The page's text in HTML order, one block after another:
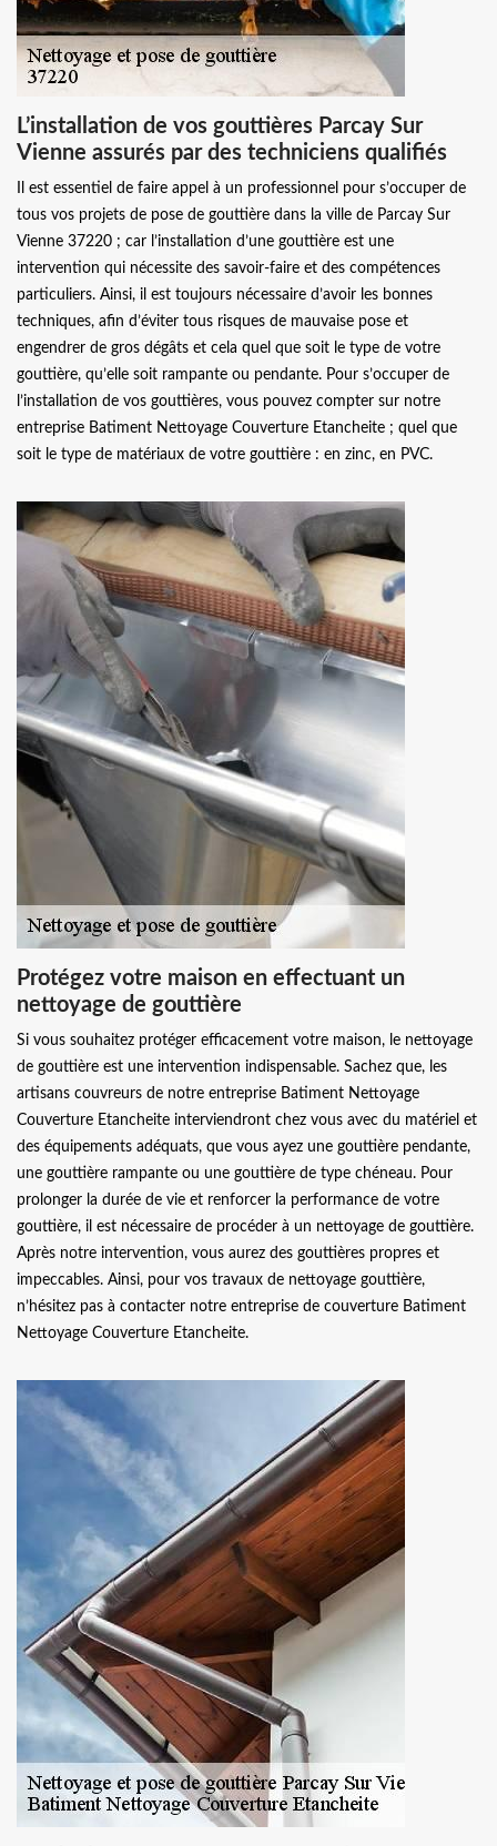
L’installation de vos gouttières Parcay Sur
Vienne assurés par des techniciens qualifiés
Il est essentiel de faire appel à un professionnel pour s’occuper de
tous vos projets de pose de gouttière dans la ville de Parcay Sur
Vienne 37220 ; car l’installation d’une gouttière est une
intervention qui nécessite des savoir-faire et des compétences
particuliers. Ainsi, il est toujours nécessaire d’avoir les bonnes
techniques, afin d’éviter tous risques de mauvaise pose et
engendrer de gros dégâts et cela quel que soit le type de votre
gouttière, qu’elle soit rampante ou pendante. Pour s’occuper de
l’installation de vos gouttières, vous pouvez compter sur notre
entreprise Batiment Nettoyage Couverture Etancheite ; quel que
soit le type de matériaux de votre gouttière : en zinc, en PVC.
Protégez votre maison en effectuant un
nettoyage de gouttière
Si vous souhaitez protéger efficacement votre maison, le nettoyage
de gouttière est une intervention indispensable. Sachez que, les
artisans couvreurs de notre entreprise Batiment Nettoyage
Couverture Etancheite interviendront chez vous avec du matériel et
des équipements adéquats, que vous ayez une gouttière pendante,
une gouttière rampante ou une gouttière de type chéneau. Pour
prolonger la durée de vie et renforcer la performance de votre
gouttière, il est nécessaire de procéder à un nettoyage de gouttière.
Après notre intervention, vous aurez des gouttières propres et
impeccables. Ainsi, pour vos travaux de nettoyage gouttière,
n’hésitez pas à contacter notre entreprise de couverture Batiment
Nettoyage Couverture Etancheite.